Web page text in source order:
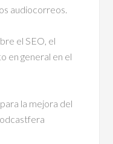
audiocorreos.
el SEO, el
en general en el
la mejora del